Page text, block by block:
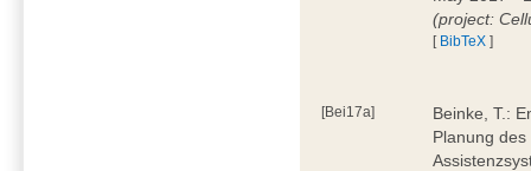
(project:
[ BibTeX ]
[Bei17a]
Beinke, T.:
Planung